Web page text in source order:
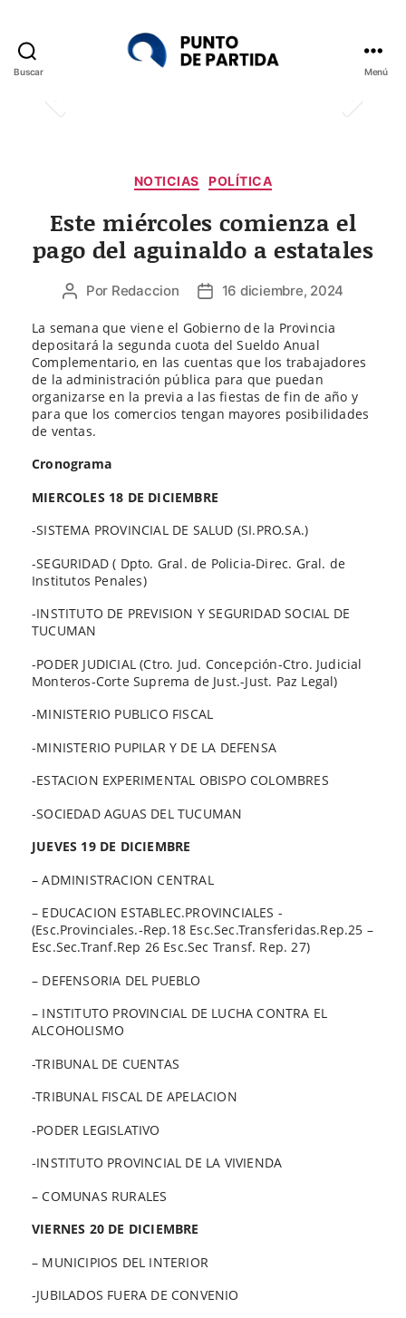
Buscar Menú
Categorías
NOTICIAS POLÍTICA
Este miércoles comienza el
pago del aguinaldo a estatales
Autor
la
entrada
Por Redaccion
Fecha
la
entrada
16 diciembre, 2024
La semana que viene el Gobierno de la Provincia
depositará la segunda cuota del Sueldo Anual
Complementario, en las cuentas que los trabajadores
de la administración pública para que puedan
organizarse en la previa a las fiestas de fin de año y
para que los comercios tengan mayores posibilidades
de ventas.
Cronograma
MIERCOLES 18 DE DICIEMBRE
-SISTEMA PROVINCIAL DE SALUD (SI.PRO.SA.)
-SEGURIDAD ( Dpto. Gral. de Policia-Direc. Gral. de
Institutos Penales)
-INSTITUTO DE PREVISION Y SEGURIDAD SOCIAL DE
TUCUMAN
-PODER JUDICIAL (Ctro. Jud. Concepción-Ctro. Judicial
Monteros-Corte Suprema de Just.-Just. Paz Legal)
-MINISTERIO PUBLICO FISCAL
-MINISTERIO PUPILAR Y DE LA DEFENSA
-ESTACION EXPERIMENTAL OBISPO COLOMBRES
-SOCIEDAD AGUAS DEL TUCUMAN
JUEVES 19 DE DICIEMBRE
– ADMINISTRACION CENTRAL
– EDUCACION ESTABLEC.PROVINCIALES -
(Esc.Provinciales.-Rep.18 Esc.Sec.Transferidas.Rep.25 –
Esc.Sec.Tranf.Rep 26 Esc.Sec Transf. Rep. 27)
– DEFENSORIA DEL PUEBLO
– INSTITUTO PROVINCIAL DE LUCHA CONTRA EL
ALCOHOLISMO
-TRIBUNAL DE CUENTAS
-TRIBUNAL FISCAL DE APELACION
-PODER LEGISLATIVO
-INSTITUTO PROVINCIAL DE LA VIVIENDA
– COMUNAS RURALES
VIERNES 20 DE DICIEMBRE
– MUNICIPIOS DEL INTERIOR
-JUBILADOS FUERA DE CONVENIO